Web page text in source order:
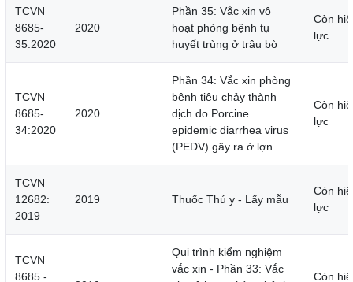
TCVN
8685-
35:2020
2020
Phần 35: Vắc xin vô
hoạt phòng bệnh tụ
huyết trùng ở trâu bò
Còn
lực
TCVN
8685-
34:2020
2020
Phần 34: Vắc xin phòng
bệnh tiêu chảy thành
dịch do Porcine
epidemic diarrhea virus
(PEDV) gây ra ở lợn
Còn
lực
TCVN
12682:
2019
2019 Thuốc Thú y - Lấy mẫu
Còn
lực
TCVN
8685 -
Qui trình kiểm nghiệm
vắc xin - Phần 33: Vắc
Còn